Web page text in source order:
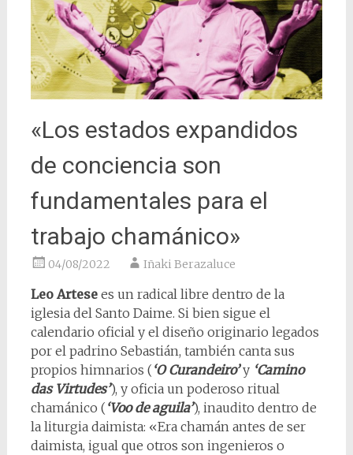
«Los estados expandidos
de conciencia son
fundamentales para el
trabajo chamánico»
04/08/2022 Iñaki Berazaluce
Leo Artese es un radical libre dentro de la
iglesia del Santo Daime. Si bien sigue el
calendario oficial y el diseño originario legados
por el padrino Sebastián, también canta sus
propios himnarios ( ‘O Curandeiro’y ‘Camino
das Virtudes’), y oficia un poderoso ritual
chamánico ( ‘Voo de aguila’), inaudito dentro de
la liturgia daimista: «Era chamán antes de ser
daimista, igual que otros son ingenieros o